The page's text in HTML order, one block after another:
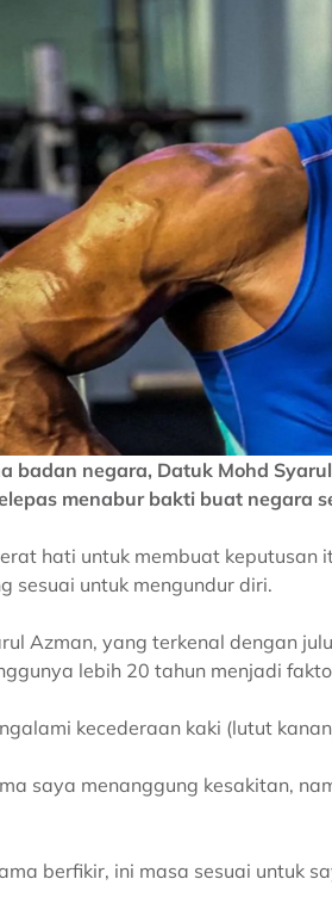
badan negara, Datuk Mohd
menabur bakti buat negara
hati untuk membuat keputusan
sesuai untuk mengundur diri.
Azman, yang terkenal dengan
lebih 20 tahun menjadi
kecederaan kaki (lutut
saya menanggung kesakitan,
berfikir, ini masa sesuai untuk